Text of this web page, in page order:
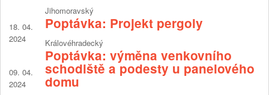
Jihomoravský
18. 04.
2024
Poptávka: Projekt pergoly
Královéhradecký
09. 04.
2024
Poptávka: výměna venkovního
schodiště a podesty u panelového
domu